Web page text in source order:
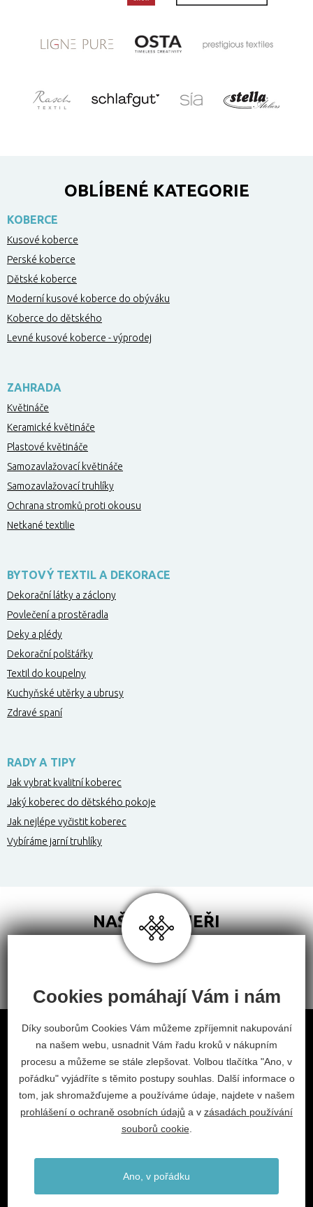
OBLÍBENÉ KATEGORIE
KOBERCE
Kusové koberce
Perské koberce
Dětské koberce
Moderní kusové koberce do obýváku
Koberce do dětského
Levné kusové koberce - výprodej
ZAHRADA
Květináče
Keramické květináče
Plastové květináče
Samozavlažovací květináče
Samozavlažovací truhlíky
Ochrana stromků proti okousu
Netkané textilie
BYTOVÝ TEXTIL A DEKORACE
Dekorační látky a záclony
Povlečení a prostěradla
Deky a plédy
Dekorační polštářky
Textil do koupelny
Kuchyňské utěrky a ubrusy
Zdravé spaní
RADY A TIPY
Jak vybrat kvalitní koberec
Jaký koberec do dětského pokoje
Jak nejlépe vyčistit koberec
Vybíráme jarní truhlíky
NAŠI PARTNEŘI
Obchodní podmínky
Odstoupení od smlouvy
Nastavení cookies
facebookinstagram
2026 © Habitat, a.s.
info@habitat-cz.cz
+420 568 620 101 (prodejna)
Cookies pomáhají Vám i nám
Díky souborům Cookies Vám můžeme zpříjemnit nakupování
na našem webu, usnadnit Vám řadu kroků v nákupním
procesu a můžeme se stále zlepšovat. Volbou tlačítka "Ano, v
pořádku" vyjádříte s těmito postupy souhlas. Další informace o
tom, jak shromažďujeme a používáme údaje, najdete v našem
prohlášení o ochraně osobních údajů a v zásadách používání
souborů cookie.
Ano, v pořádku